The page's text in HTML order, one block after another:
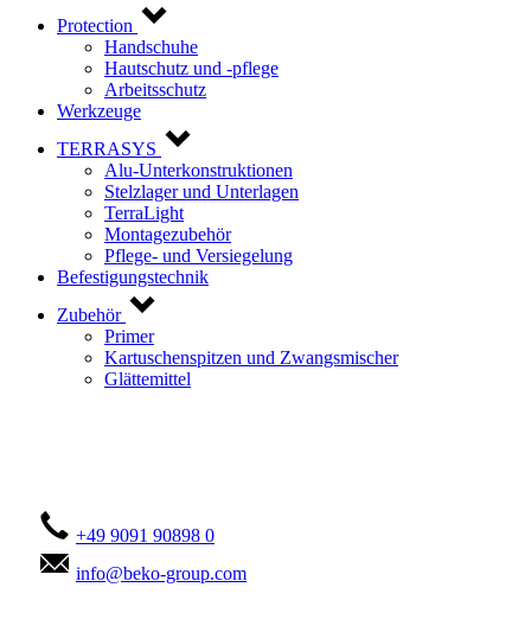
Protection
Handschuhe
Hautschutz und -pflege
Arbeitsschutz
Werkzeuge
TERRASYS
Alu-Unterkonstruktionen
Stelzlager und Unterlagen
TerraLight
Montagezubehör
Pflege- und Versiegelung
Befestigungstechnik
Zubehör
Primer
Kartuschenspitzen und Zwangsmischer
Glättemittel
+49 9091 90898 0
info@beko-group.com